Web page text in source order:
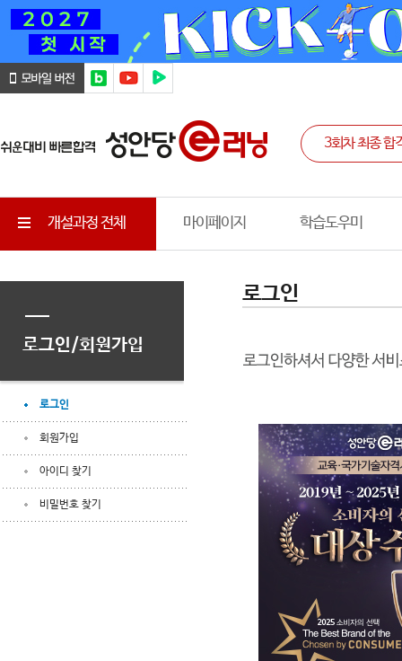
개설과정 전체 마이페이지 학습도우미
로그인/회원가입
로그인
회원가입
아이디 찾기
비밀번호 찾기
로그인